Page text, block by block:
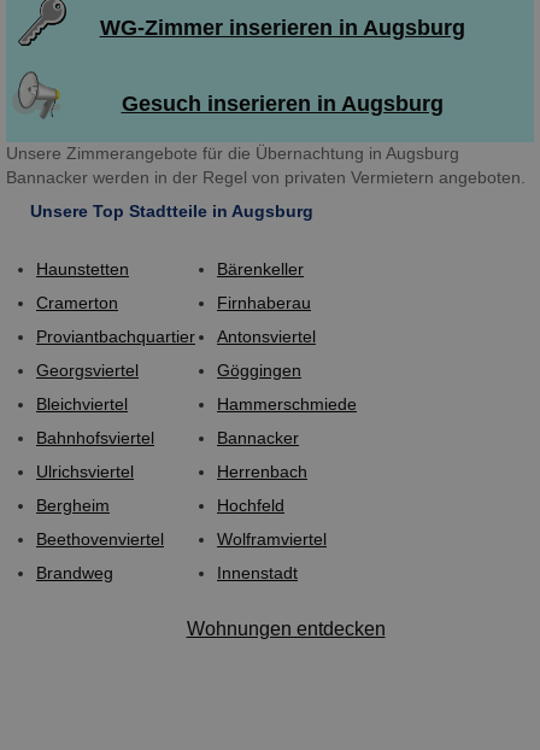
WG-Zimmer inserieren in Augsburg
Gesuch inserieren in Augsburg
Unsere Zimmerangebote für die Übernachtung in Augsburg
Bannacker werden in der Regel von privaten Vermietern angeboten.
Unsere Top Stadtteile in Augsburg
Haunstetten
Cramerton
Proviantbachquartier
Georgsviertel
Bleichviertel
Bahnhofsviertel
Ulrichsviertel
Bergheim
Beethovenviertel
Brandweg
Bärenkeller
Firnhaberau
Antonsviertel
Göggingen
Hammerschmiede
Bannacker
Herrenbach
Hochfeld
Wolframviertel
Innenstadt
Wohnungen entdecken